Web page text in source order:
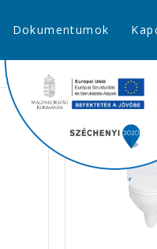
Dokumentumok